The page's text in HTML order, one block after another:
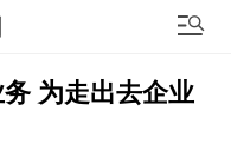
为走出去企业